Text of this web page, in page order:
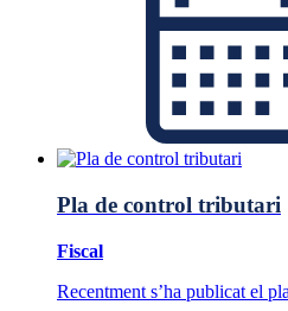
Pla de control tributari
Fiscal
Recentment s’ha publicat el